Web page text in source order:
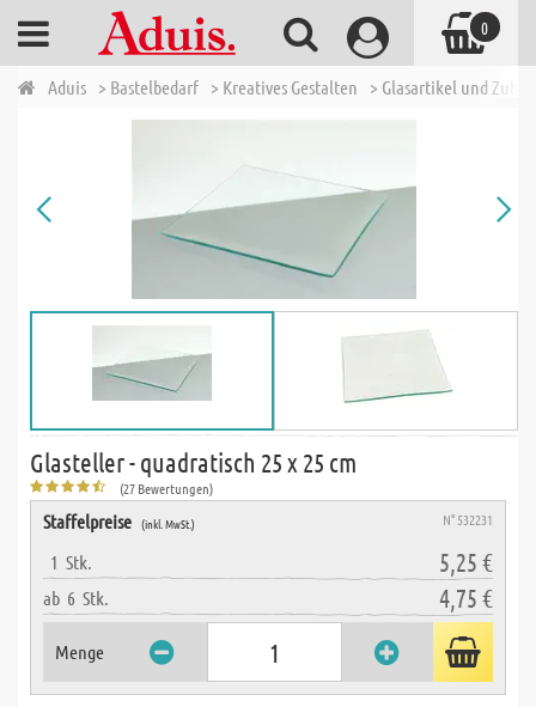
Aduis > Bastelbedarf > Kreatives Gestalten > Glasartikel und
Glasteller - quadratisch 25 x 25 cm
(27 Bewertungen)
Staffelpreise (inkl. MwSt.) N° 532231
1 Stk. 5,25 €
ab 6 Stk. 4,75 €
Menge
0